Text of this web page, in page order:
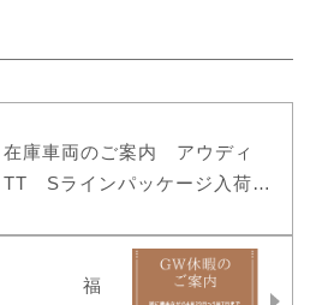
在庫車両のご案内 アウディ
TT Sラインパッケージ入荷し
内 福